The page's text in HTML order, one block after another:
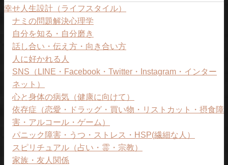
幸せ人生設計（ライフスタイル）
ナミの問題解決心理学
自分を知る・自分磨き
話し合い・伝え方・向き合い方
人に好かれる人
SNS（LINE・Facebook・Twitter・Instagram・インター
ネット）
心と身体の病気（健康に向けて）
依存症（恋愛・ドラッグ・買い物・リストカット・摂食障
害・アルコール・ゲーム）
パニック障害・うつ・ストレス・HSP(繊細な人）
スピリチュアル（占い・霊・宗教）
家族・友人関係